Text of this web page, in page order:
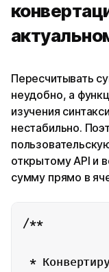
Пересчитывать
неудобно, а
изучения
нестабильно.
открытому API и
сумму прямо в
/**
*